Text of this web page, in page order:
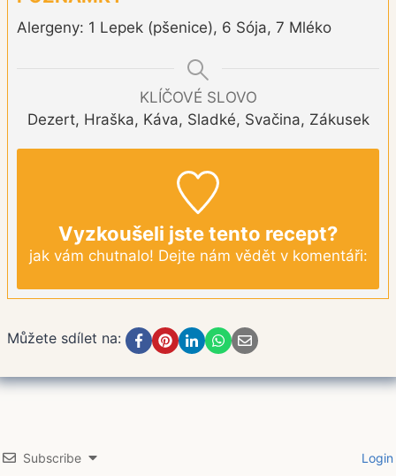
Alergeny: 1 Lepek (pšenice), 6 Sója, 7 Mléko
KLÍČOVÉ SLOVO
Dezert, Hraška, Káva, Sladké, Svačina, Zákusek
Vyzkoušeli jste tento recept?
jak vám chutnalo! Dejte nám vědět v komentáři:
Můžete sdílet na:
Subscribe Login